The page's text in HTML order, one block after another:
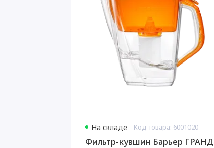
На складе Код товара: 6001020
Фильтр-кувшин Барьер ГРАНД